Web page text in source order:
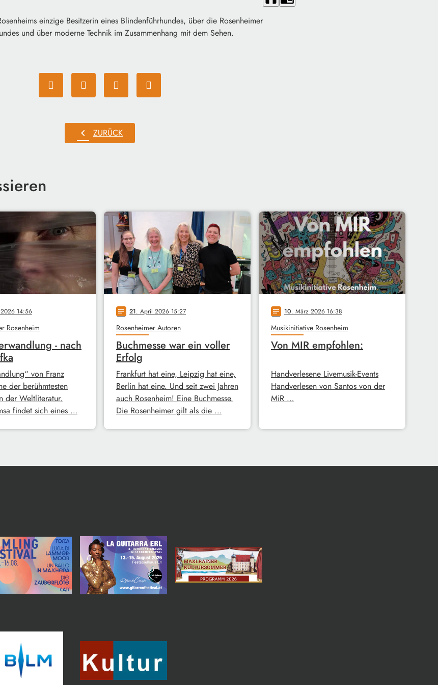
einzige Besitzerin eines Blindenführhundes, über die Rosenheimer
und über moderne Technik im Zusammenhang mit dem Sehen.
chevron_left ZURÜCK
14:56
Rosenheim
- nach
von Franz
der berühmtesten
der Weltliteratur.
findet sich eines …
notes 21. April 2026 15:27
Rosenheimer Autoren
Buchmesse war ein voller
Erfolg
Frankfurt hat eine, Leipzig hat eine,
Berlin hat eine. Und seit zwei Jahren
auch Rosenheim! Eine Buchmesse.
Die Rosenheimer gilt als die …
notes 10. März 2026 16:38
Musikinitiative Rosenheim
Von MIR empfohlen:
Handverlesene Livemusik-Events
Handverlesen von Santos von der
MiR …